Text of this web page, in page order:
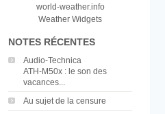
world-weather.info
Weather Widgets
NOTES RÉCENTES
Audio‑Technica
ATH‑M50x : le son des
vacances...
Au sujet de la censure